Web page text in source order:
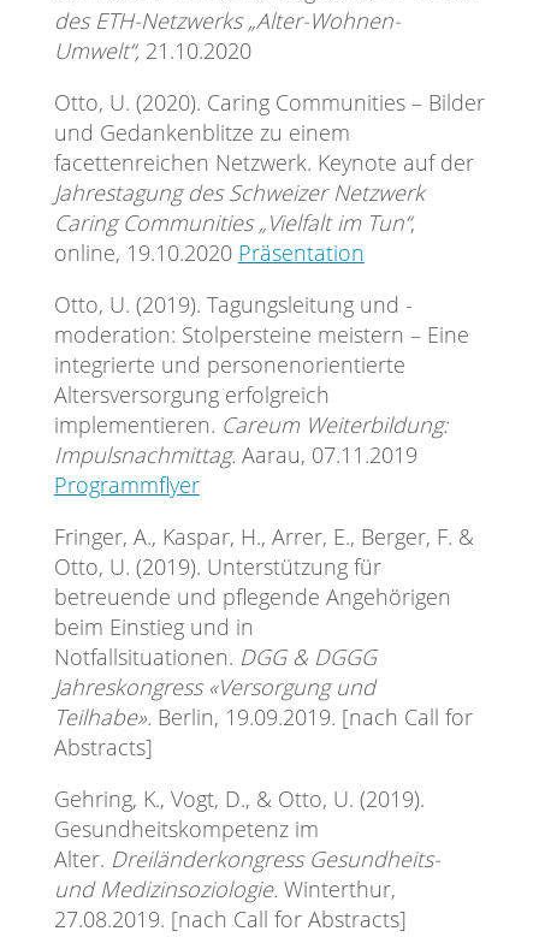
des ETH-Netzwerks „Alter-Wohnen-
Umwelt“, 21.10.2020
Otto, U. (2020). Caring Communities – Bilder
und Gedankenblitze zu einem
facettenreichen Netzwerk. Keynote auf der
Jahrestagung des Schweizer Netzwerk
Caring Communities „Vielfalt im Tun“,
online, 19.10.2020 Präsentation
Otto, U. (2019). Tagungsleitung und -
moderation: Stolpersteine meistern – Eine
integrierte und personenorientierte
Altersversorgung erfolgreich
implementieren. Careum Weiterbildung:
Impulsnachmittag. Aarau, 07.11.2019
Programmflyer
Fringer, A., Kaspar, H., Arrer, E., Berger, F. &
Otto, U. (2019). Unterstützung für
betreuende und pflegende Angehörigen
beim Einstieg und in
Notfallsituationen. DGG & DGGG
Jahreskongress «Versorgung und
Teilhabe». Berlin, 19.09.2019. [nach Call for
Abstracts]
Gehring, K., Vogt, D., & Otto, U. (2019).
Gesundheitskompetenz im
Alter. Dreiländerkongress Gesundheits-
und Medizinsoziologie. Winterthur,
27.08.2019. [nach Call for Abstracts]